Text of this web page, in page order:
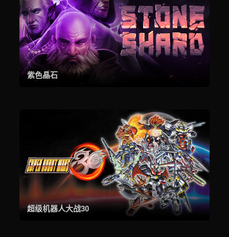
紫色晶石
超级机器人大战30